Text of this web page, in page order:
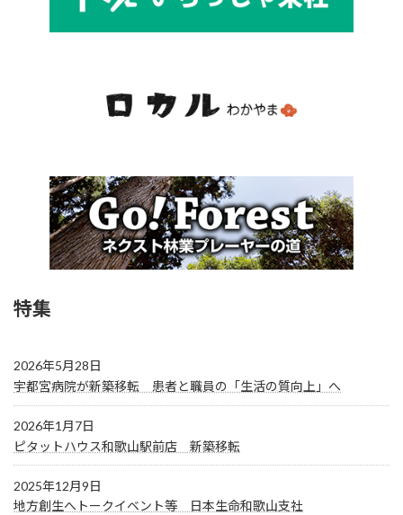
特集
2026年5月28日
宇都宮病院が新築移転 患者と職員の「生活の質向上」へ
2026年1月7日
ピタットハウス和歌山駅前店 新築移転
2025年12月9日
地方創生へトークイベント等 日本生命和歌山支社